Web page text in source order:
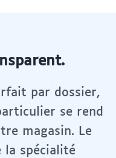
par dossier,
se rend
magasin. Le
la spécialité